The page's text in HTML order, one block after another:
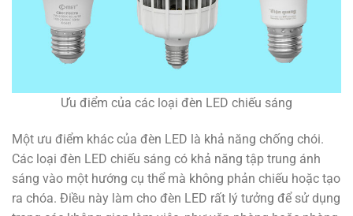
Ưu điểm của các loại đèn LED chiếu sáng
Một ưu điểm khác của đèn LED là khả năng chống chói.
Các loại đèn LED chiếu sáng có khả năng tập trung ánh
sáng vào một hướng cụ thể mà không phản chiếu hoặc tạo
ra chóa. Điều này làm cho đèn LED rất lý tưởng để sử dụng